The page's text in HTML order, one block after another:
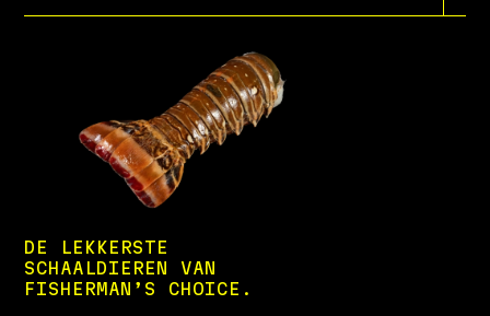
DE LEKKERSTE
SCHAALDIEREN VAN
FISHERMAN’S CHOICE.